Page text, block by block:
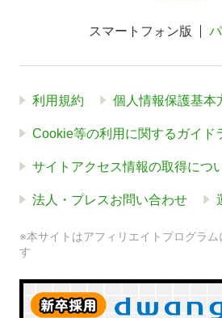
スマートフォン版
利用規約 個人情報保護基本
Cookie等の利用に関するガイド
サイトアクセス情報の取得につ
法人・プレスお問い合わせ
※本サイトはアフィリエイトプログラム
す